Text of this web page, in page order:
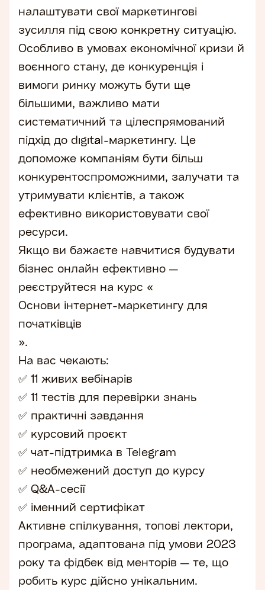
налаштувати свої маркетингові
зусилля під свою конкретну ситуацію.
Особливо в умовах економічної кризи й
воєнного стану, де конкуренція і
вимоги ринку можуть бути ще
більшими, важливо мати
систематичний та цілеспрямований
підхід до digital-маркетингу. Це
допоможе компаніям бути більш
конкурентоспроможними, залучати та
утримувати клієнтів, а також
ефективно використовувати свої
ресурси.
Якщо ви бажаєте навчитися будувати
бізнес онлайн ефективно —
реєструйтеся на курс «
Основи інтернет-маркетингу для
початківців
».
На вас чекають:
✅ 11 живих вебінарів
✅ 11 тестів для перевірки знань
✅ практичні завдання
✅ курсовий проєкт
✅ чат-підтримка в Telegram
✅ необмежений доступ до курсу
✅ Q&A-сесії
✅ іменний сертифікат
Активне спілкування, топові лектори,
програма, адаптована під умови 2023
року та фідбек від менторів — те, що
робить курс дійсно унікальним.